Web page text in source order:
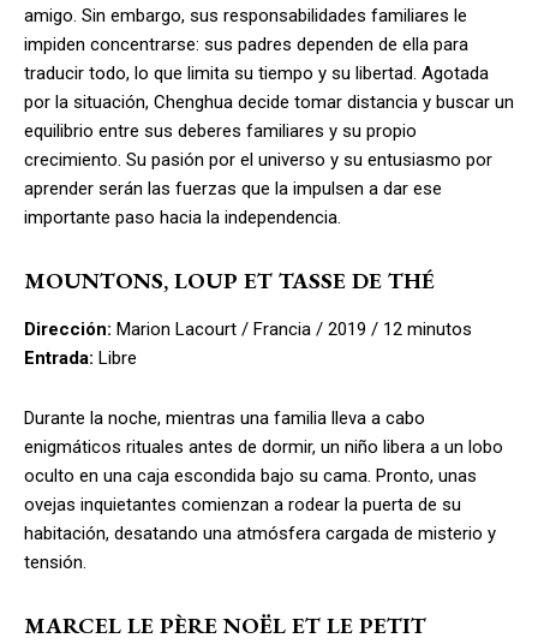
amigo. Sin embargo, sus responsabilidades familiares le
impiden concentrarse: sus padres dependen de ella para
traducir todo, lo que limita su tiempo y su libertad. Agotada
por la situación, Chenghua decide tomar distancia y buscar un
equilibrio entre sus deberes familiares y su propio
crecimiento. Su pasión por el universo y su entusiasmo por
aprender serán las fuerzas que la impulsen a dar ese
importante paso hacia la independencia.
MOUNTONS, LOUP ET TASSE DE THÉ
Dirección: Marion Lacourt / Francia / 2019 / 12 minutos
Entrada: Libre
Durante la noche, mientras una familia lleva a cabo
enigmáticos rituales antes de dormir, un niño libera a un lobo
oculto en una caja escondida bajo su cama. Pronto, unas
ovejas inquietantes comienzan a rodear la puerta de su
habitación, desatando una atmósfera cargada de misterio y
tensión.
MARCEL LE PÈRE NOËL ET LE PETIT